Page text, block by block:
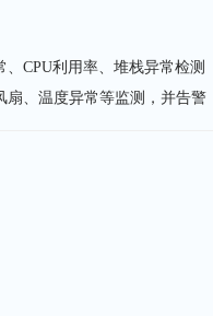
CPU利用率、堆栈异常检测
扇、温度异常等监测，并告警